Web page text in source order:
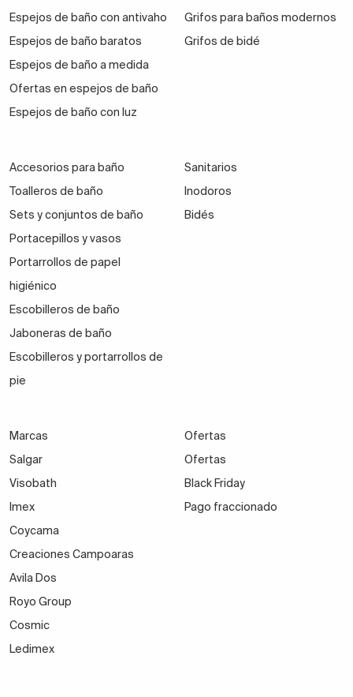
Espejos de baño con antivaho
Espejos de baño baratos
Espejos de baño a medida
Ofertas en espejos de baño
Espejos de baño con luz
Grifos para baños modernos
Grifos de bidé
Accesorios para baño
Toalleros de baño
Sets y conjuntos de baño
Portacepillos y vasos
Portarrollos de papel
higiénico
Escobilleros de baño
Jaboneras de baño
Escobilleros y portarrollos de
pie
Sanitarios
Inodoros
Bidés
Marcas
Salgar
Visobath
Imex
Coycama
Creaciones Campoaras
Avila Dos
Royo Group
Cosmic
Ledimex
Ofertas
Ofertas
Black Friday
Pago fraccionado